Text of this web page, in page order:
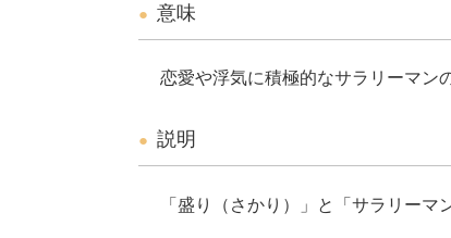
意味
恋愛や浮気に積極的なサラリーマン
説明
「盛り（さかり）」と「サラリーマ